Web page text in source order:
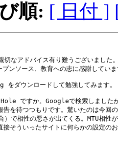
順: [ 日付 ]
切なアドバイス有り難うございました
ンソース、教育への志に感謝してい
ダウンロードして勉強してみます。
ですか。Googleで検索しましたが
告を待つつもりです。驚いたのは今回
）で相性の悪さが出てくる。MTU相性
接そういったサイトに何らかの設定の